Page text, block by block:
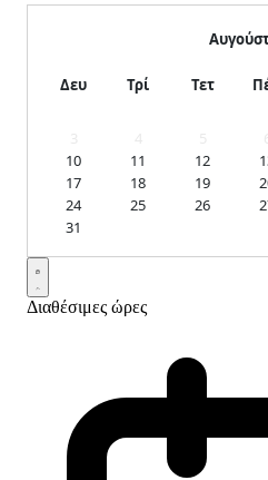
Δευ Τρί Τετ
10
11 12
17
18 19
24
25 26
31
Διαθέσιμες ώρες